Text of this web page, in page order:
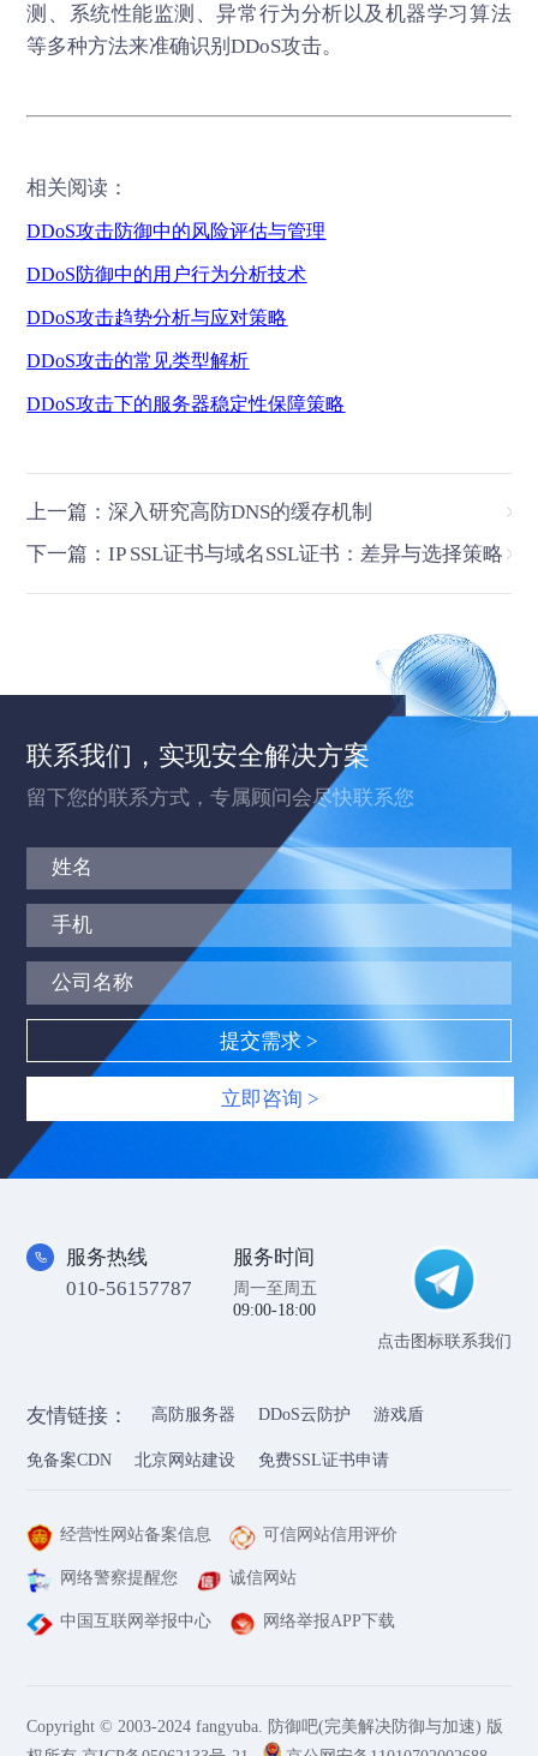
测、系统性能监测、异常行为分析以及机器学习算法
等多种方法来准确识别DDoS攻击。
相关阅读：
DDoS攻击防御中的风险评估与管理
DDoS防御中的用户行为分析技术
DDoS攻击趋势分析与应对策略
DDoS攻击的常见类型解析
DDoS攻击下的服务器稳定性保障策略
上一篇：深入研究高防DNS的缓存机制
下一篇：IP SSL证书与域名SSL证书：差异与选择策略
联系我们，实现安全解决方案
留下您的联系方式，专属顾问会尽快联系您
立即咨询 >
服务热线
010-56157787
服务时间
周一至周五
09:00-18:00
点击图标联系我们
友情链接： 高防服务器 DDoS云防护 游戏盾
免备案CDN 北京网站建设 免费SSL证书申请
经营性网站备案信息 可信网站信用评价
网络警察提醒您 诚信网站
中国互联网举报中心 网络举报APP下载
Copyright © 2003-2024 fangyuba. 防御吧(完美解决防御与加速) 版